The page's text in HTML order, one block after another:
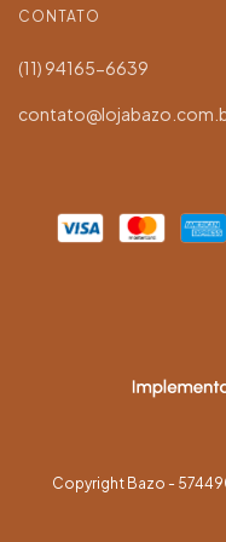
CONTATO
(11) 94165-6639
Copyright Bazo -